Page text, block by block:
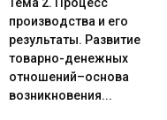
производства и его
результаты. Развитие
товарно-денежных
отношений–основа
возникновения...